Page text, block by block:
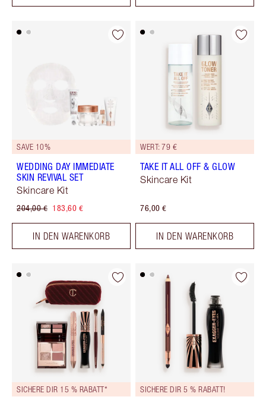
SAVE 10%
WEDDING DAY IMMEDIATE
SKIN REVIVAL SET
Skincare Kit
204,00 € 183,60 €
IN DEN WARENKORB
WERT: 79 €
TAKE IT ALL OFF & GLOW
Skincare Kit
76,00 €
IN DEN WARENKORB
SICHERE DIR 15 % RABATT* SICHERE DIR 5 % RABATT!